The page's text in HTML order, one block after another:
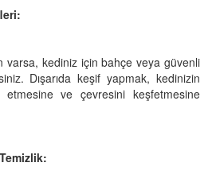
varsa, kediniz için bahçe veya güvenli
Dışarıda keşif yapmak, kedinizin
ve çevresini keşfetmesine